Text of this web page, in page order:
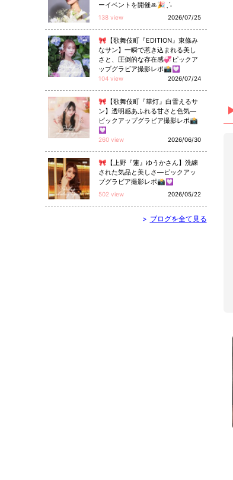
ーイベントを開催ꔛ🎉ˎˊ˗
138 view 2026/07/25
🎀【歌舞伎町『EDITION』東條み
なサン】一瞬で惹き込まれる美し
さと、圧倒的な存在感💞ピックア
ップグラビア撮影レポ📸💟
104 view 2026/07/24
🎀【歌舞伎町『華灯』白雪えるサ
ン】透明感あふれる甘さと色気—
ピックアップグラビア撮影レポ📸
💟
260 view 2026/06/30
🎀【上野『蓮』ゆうかさん】洗練
された気品と美しさ—ピックアッ
プグラビア撮影レポ📸💟
502 view 2026/05/22
> ブログを全て見る